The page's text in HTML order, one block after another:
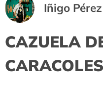
Iñigo
CAZUELA